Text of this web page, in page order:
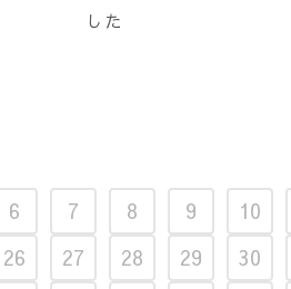
した
6 7 8 9 10
26
27 28 29 30